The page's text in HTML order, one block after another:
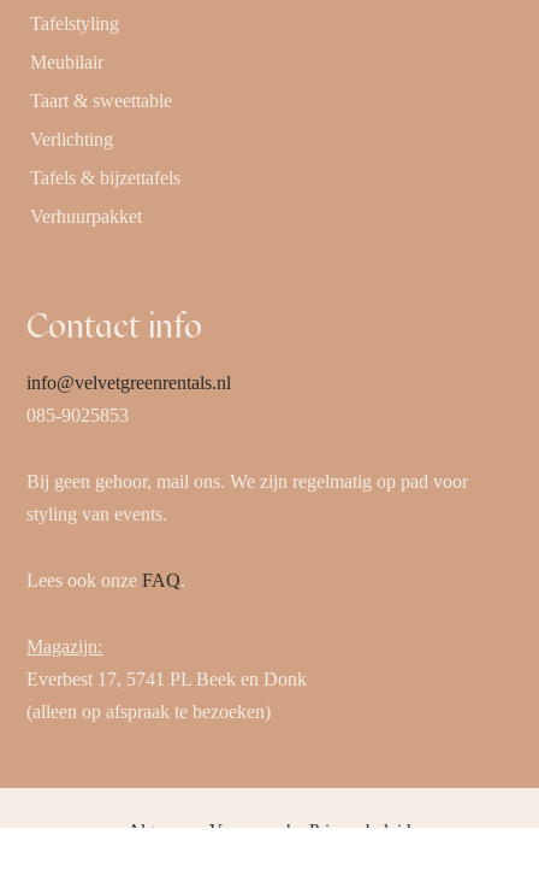
Tafelstyling
Meubilair
Taart & sweettable
Verlichting
Tafels & bijzettafels
Verhuurpakket
Contact info
info@velvetgreenrentals.nl
085-9025853
Bij geen gehoor, mail ons. We zijn regelmatig op pad voor
styling van events.
Lees ook onzeFAQ.
Magazijn:
Everbest 17, 5741 PL Beek en Donk
(alleen op afspraak te bezoeken)
Algemene VoorwaardenPrivacybeleid